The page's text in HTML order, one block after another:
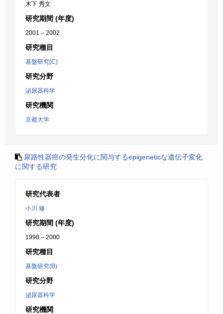
木下 秀文
研究期間 (年度)
2001 – 2002
研究種目
基盤研究(C)
研究分野
泌尿器科学
研究機関
京都大学
尿路性器癌の発生分化に関与するepigeneticな遺伝子変化
に関する研究
研究代表者
小川 修
研究期間 (年度)
1998 – 2000
研究種目
基盤研究(B)
研究分野
泌尿器科学
研究機関